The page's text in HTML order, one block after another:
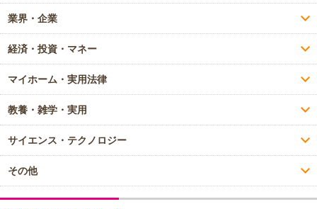
業界・企業
経済・投資・マネー
マイホーム・実用法律
教養・雑学・実用
サイエンス・テクノロジー
その他